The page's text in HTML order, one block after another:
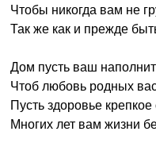
Чтобы никогда вам не
Так же как и прежде
Дом пусть ваш
Чтоб любовь родных
Пусть здоровье
Многих лет вам жизни